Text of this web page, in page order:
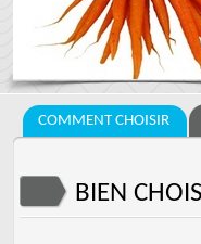
COMMENT CHOISIR
BIEN